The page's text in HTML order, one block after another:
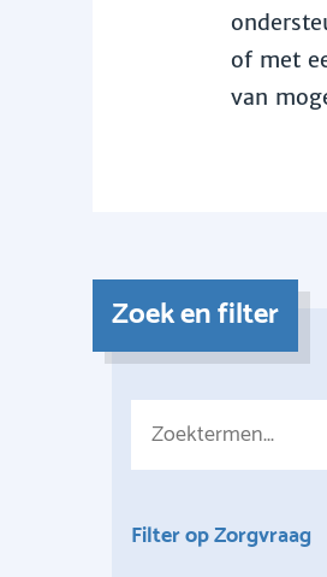
of met
van
Zoek en filter
Filter op Zorgvraag